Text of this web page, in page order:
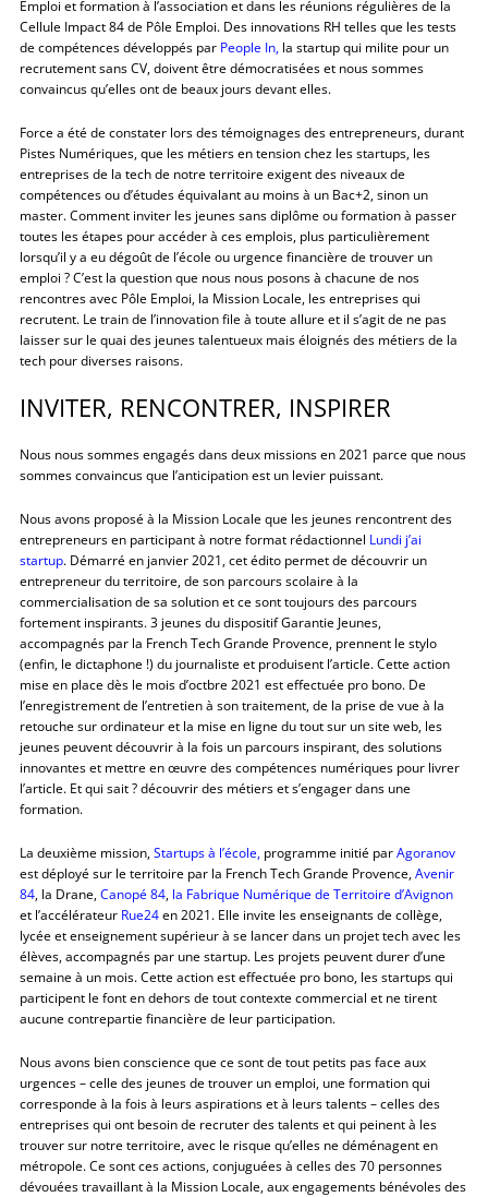
Emploi et formation à l’association et dans les réunions régulières de la
Cellule Impact 84 de Pôle Emploi. Des innovations RH telles que les tests
de compétences développés par People In, la startup qui milite pour un
recrutement sans CV, doivent être démocratisées et nous sommes
convaincus qu’elles ont de beaux jours devant elles.
Force a été de constater lors des témoignages des entrepreneurs, durant
Pistes Numériques, que les métiers en tension chez les startups, les
entreprises de la tech de notre territoire exigent des niveaux de
compétences ou d’études équivalant au moins à un Bac+2, sinon un
master. Comment inviter les jeunes sans diplôme ou formation à passer
toutes les étapes pour accéder à ces emplois, plus particulièrement
lorsqu’il y a eu dégoût de l’école ou urgence financière de trouver un
emploi ? C’est la question que nous nous posons à chacune de nos
rencontres avec Pôle Emploi, la Mission Locale, les entreprises qui
recrutent. Le train de l’innovation file à toute allure et il s’agit de ne pas
laisser sur le quai des jeunes talentueux mais éloignés des métiers de la
tech pour diverses raisons.
INVITER, RENCONTRER, INSPIRER
Nous nous sommes engagés dans deux missions en 2021 parce que nous
sommes convaincus que l’anticipation est un levier puissant.
Nous avons proposé à la Mission Locale que les jeunes rencontrent des
entrepreneurs en participant à notre format rédactionnel Lundi j’ai
startup. Démarré en janvier 2021, cet édito permet de découvrir un
entrepreneur du territoire, de son parcours scolaire à la
commercialisation de sa solution et ce sont toujours des parcours
fortement inspirants. 3 jeunes du dispositif Garantie Jeunes,
accompagnés par la French Tech Grande Provence, prennent le stylo
(enfin, le dictaphone !) du journaliste et produisent l’article. Cette action
mise en place dès le mois d’octbre 2021 est effectuée pro bono. De
l’enregistrement de l’entretien à son traitement, de la prise de vue à la
retouche sur ordinateur et la mise en ligne du tout sur un site web, les
jeunes peuvent découvrir à la fois un parcours inspirant, des solutions
innovantes et mettre en œuvre des compétences numériques pour livrer
l’article. Et qui sait ? découvrir des métiers et s’engager dans une
formation.
La deuxième mission,Startups à l’école, programme initié parAgoranov
est déployé sur le territoire par la French Tech Grande Provence,Avenir
84, la Drane,Canopé 84, la Fabrique Numérique de Territoire d’Avignon
et l’accélérateur Rue24en 2021. Elle invite les enseignants de collège,
lycée et enseignement supérieur à se lancer dans un projet tech avec les
élèves, accompagnés par une startup. Les projets peuvent durer d’une
semaine à un mois. Cette action est effectuée pro bono, les startups qui
participent le font en dehors de tout contexte commercial et ne tirent
aucune contrepartie financière de leur participation.
Nous avons bien conscience que ce sont de tout petits pas face aux
urgences – celle des jeunes de trouver un emploi, une formation qui
corresponde à la fois à leurs aspirations et à leurs talents – celles des
entreprises qui ont besoin de recruter des talents et qui peinent à les
trouver sur notre territoire, avec le risque qu’elles ne déménagent en
métropole. Ce sont ces actions, conjuguées à celles des 70 personnes
dévouées travaillant à la Mission Locale, aux engagements bénévoles des